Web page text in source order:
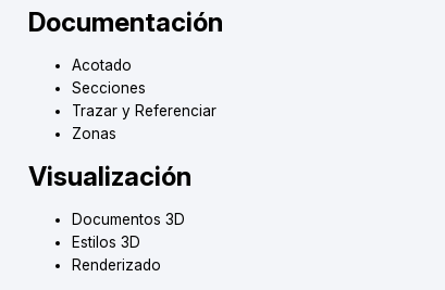
Documentación
Acotado
Secciones
Trazar y Referenciar
Zonas
Visualización
Documentos 3D
Estilos 3D
Renderizado